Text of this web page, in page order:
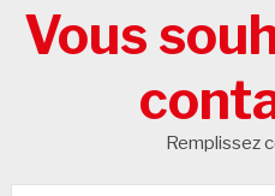
Vous
Remplissez